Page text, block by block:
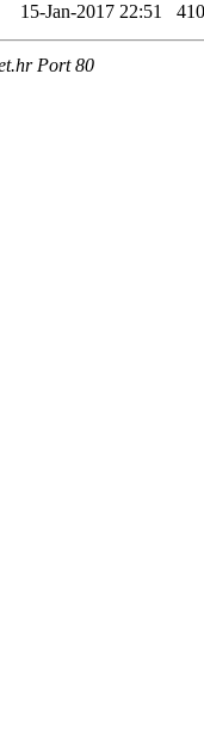
15-Jan-2017 22:51 410
Port 80